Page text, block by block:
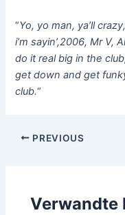
“Yo, yo man, ya’ll
i’m sayin’,2006, Mr V,
do it real big in the
get down and get
club.“
Post
PREVIOUS
Verwandte